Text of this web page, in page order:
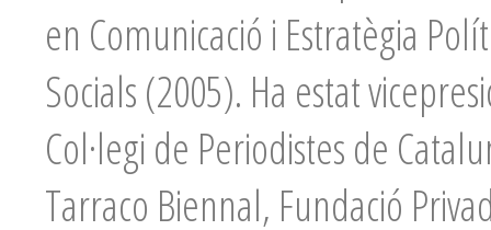
en Comunicació i Estratègia
Socials (2005). Ha estat
Col·legi de Periodistes de
Tarraco Biennal, Fundació